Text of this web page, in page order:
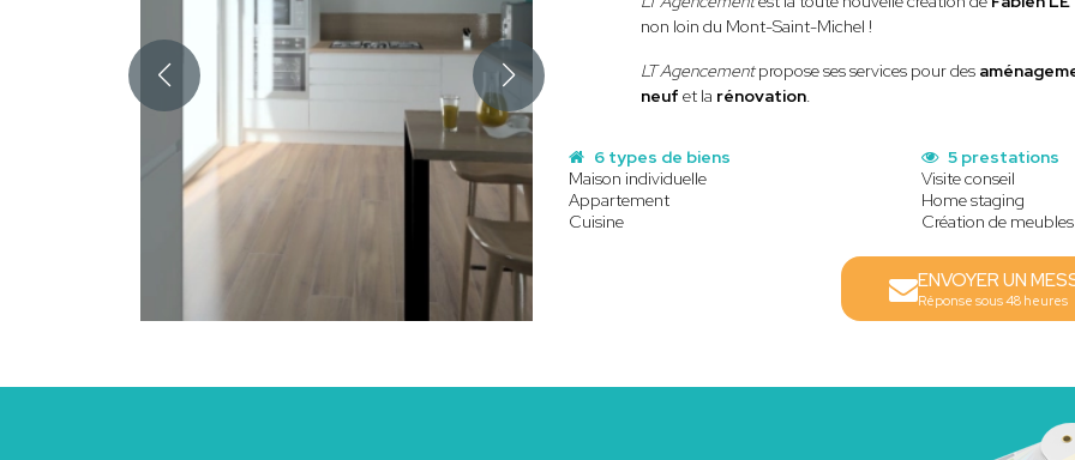
non loin du Mont-Saint-Michel !
LT Agencementpropose ses services pour des
neuf et la rénovation.
6 types de biens
Maison individuelle
Appartement
Cuisine
5 prestations
Visite conseil
Home staging
Création de meubles
ENVOYER UN
Réponse sous 48 heures